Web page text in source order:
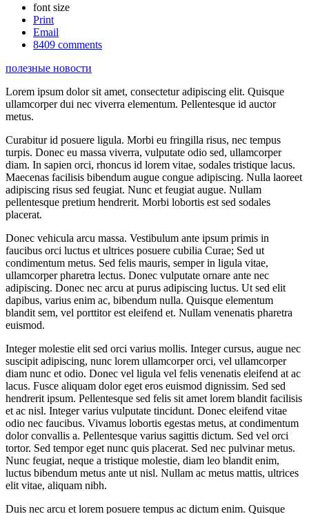
font size
Print
Email
8409 comments
полезные новости
Lorem ipsum dolor sit amet, consectetur adipiscing elit. Quisque
ullamcorper dui nec viverra elementum. Pellentesque id auctor
metus.
Curabitur id posuere ligula. Morbi eu fringilla risus, nec tempus
turpis. Donec eu massa viverra, vulputate odio sed, ullamcorper
diam. In sapien orci, rhoncus id lorem vitae, sodales tristique lacus.
Maecenas facilisis bibendum augue congue adipiscing. Nulla laoreet
adipiscing risus sed feugiat. Nunc et feugiat augue. Nullam
pellentesque pretium hendrerit. Morbi lobortis est sed sodales
placerat.
Donec vehicula arcu massa. Vestibulum ante ipsum primis in
faucibus orci luctus et ultrices posuere cubilia Curae; Sed ut
condimentum metus. Sed felis mauris, semper in ligula vitae,
ullamcorper pharetra lectus. Donec vulputate ornare ante nec
adipiscing. Donec nec arcu at purus adipiscing luctus. Ut sed elit
dapibus, varius enim ac, bibendum nulla. Quisque elementum
blandit sem, vel porttitor est eleifend et. Nullam venenatis pharetra
euismod.
Integer molestie elit sed orci varius mollis. Integer cursus, augue nec
suscipit adipiscing, nunc lorem ullamcorper orci, vel ullamcorper
diam nunc et odio. Donec vel ligula vel felis venenatis eleifend at ac
lacus. Fusce aliquam dolor eget eros euismod dignissim. Sed sed
hendrerit ipsum. Pellentesque sed felis sit amet lorem blandit facilisis
et ac nisl. Integer varius vulputate tincidunt. Donec eleifend vitae
odio nec faucibus. Vivamus lobortis egestas metus, at condimentum
dolor convallis a. Pellentesque varius sagittis dictum. Sed vel orci
tortor. Sed tempor eget nunc quis placerat. Sed nec pulvinar metus.
Nunc feugiat, neque a tristique molestie, diam leo blandit enim,
luctus bibendum metus ante ut nisl. Nullam ac metus mattis, ultrices
elit vitae, aliquam nibh.
Duis nec arcu et lorem posuere tempus ac dictum enim. Quisque